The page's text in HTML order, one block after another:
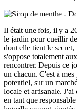
Il était une fois, il y a
le jardin pour cueillir
dont elle tient le
s'oppose totalement
rencontrer. Depuis ce
un chacun. C'est à
potentiel, sur un
locale et artisanale.
en tant que